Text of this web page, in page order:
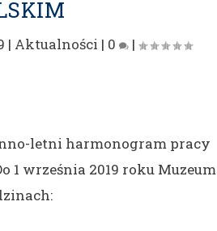
| Aktualności | 0 |
letni harmonogram pracy
września 2019 roku Muzeum